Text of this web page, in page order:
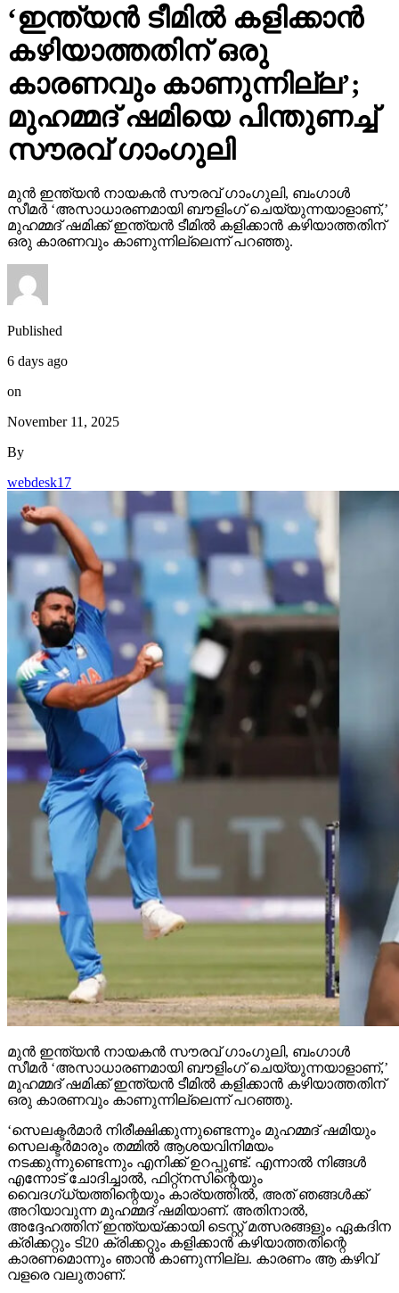
‘ഇന്ത്യന്‍ ടീമില്‍ കളിക്കാന്‍
കഴിയാത്തതിന് ഒരു
കാരണവും കാണുന്നില്ല’;
മുഹമ്മദ് ഷമിയെ പിന്തുണച്ച്
സൗരവ് ഗാംഗുലി
മുന്‍ ഇന്ത്യന്‍ നായകന്‍ സൗരവ് ഗാംഗുലി, ബംഗാള്‍
സീമര്‍ ‘അസാധാരണമായി ബൗളിംഗ് ചെയ്യുന്നയാളാണ്,’
മുഹമ്മദ് ഷമിക്ക് ഇന്ത്യന്‍ ടീമില്‍ കളിക്കാന്‍ കഴിയാത്തതിന്
ഒരു കാരണവും കാണുന്നില്ലെന്ന് പറഞ്ഞു.
Published
6 days ago
on
November 11, 2025
By
webdesk17
മുന്‍ ഇന്ത്യന്‍ നായകന്‍ സൗരവ് ഗാംഗുലി, ബംഗാള്‍
സീമര്‍ ‘അസാധാരണമായി ബൗളിംഗ് ചെയ്യുന്നയാളാണ്,’
മുഹമ്മദ് ഷമിക്ക് ഇന്ത്യന്‍ ടീമില്‍ കളിക്കാന്‍ കഴിയാത്തതിന്
ഒരു കാരണവും കാണുന്നില്ലെന്ന് പറഞ്ഞു.
‘സെലക്ടര്‍മാര്‍ നിരീക്ഷിക്കുന്നുണ്ടെന്നും മുഹമ്മദ് ഷമിയും
സെലക്ടര്‍മാരും തമ്മില്‍ ആശയവിനിമയം
നടക്കുന്നുണ്ടെന്നും എനിക്ക് ഉറപ്പുണ്ട്. എന്നാല്‍ നിങ്ങള്‍
എന്നോട് ചോദിച്ചാല്‍, ഫിറ്റ്നസിന്റെയും
വൈദഗ്ധ്യത്തിന്റെയും കാര്യത്തില്‍, അത് ഞങ്ങള്‍ക്ക്
അറിയാവുന്ന മുഹമ്മദ് ഷമിയാണ്. അതിനാല്‍,
അദ്ദേഹത്തിന് ഇന്ത്യയ്ക്കായി ടെസ്റ്റ് മത്സരങ്ങളും ഏകദിന
ക്രിക്കറ്റും ടി20 ക്രിക്കറ്റും കളിക്കാന്‍ കഴിയാത്തതിന്റെ
കാരണമൊന്നും ഞാന്‍ കാണുന്നില്ല. കാരണം ആ കഴിവ്
വളരെ വലുതാണ്.